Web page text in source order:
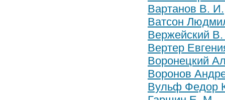
Вартанов В. И.
Ватсон
Вержейский
Вертер
Воронецкий
Воронов
Вульф Федор